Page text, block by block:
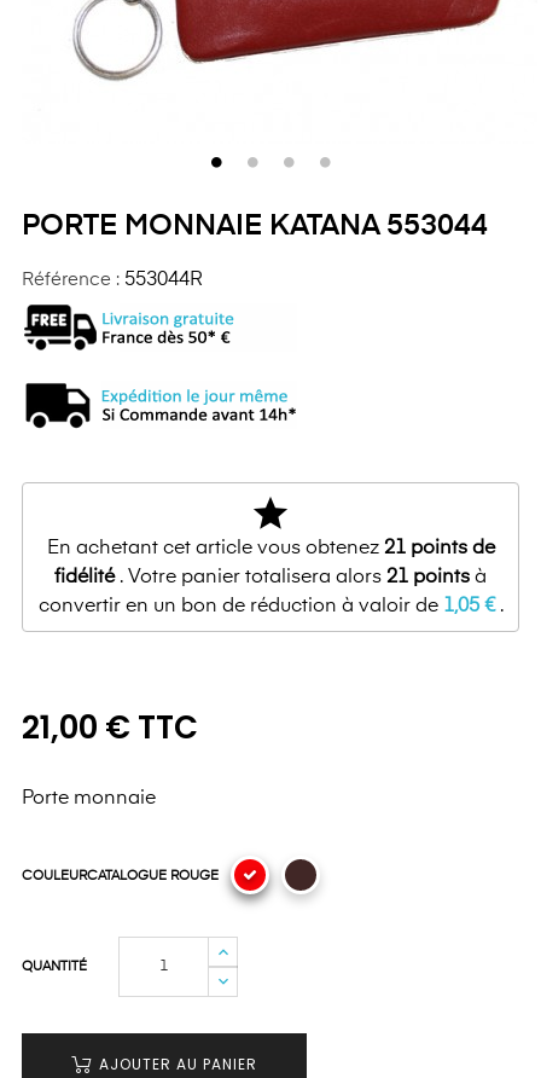
PORTE MONNAIE KATANA 553044
Référence : 553044R
star
En achetant cet article vous obtenez 21points de
fidélité. Votre panier totalisera alors 21 points à
convertir en un bon de réduction à valoir de 1,05 €.
21,00 € TTC
Porte monnaie
COULEURCATALOGUE ROUGE
QUANTITÉ
AJOUTER AU PANIER